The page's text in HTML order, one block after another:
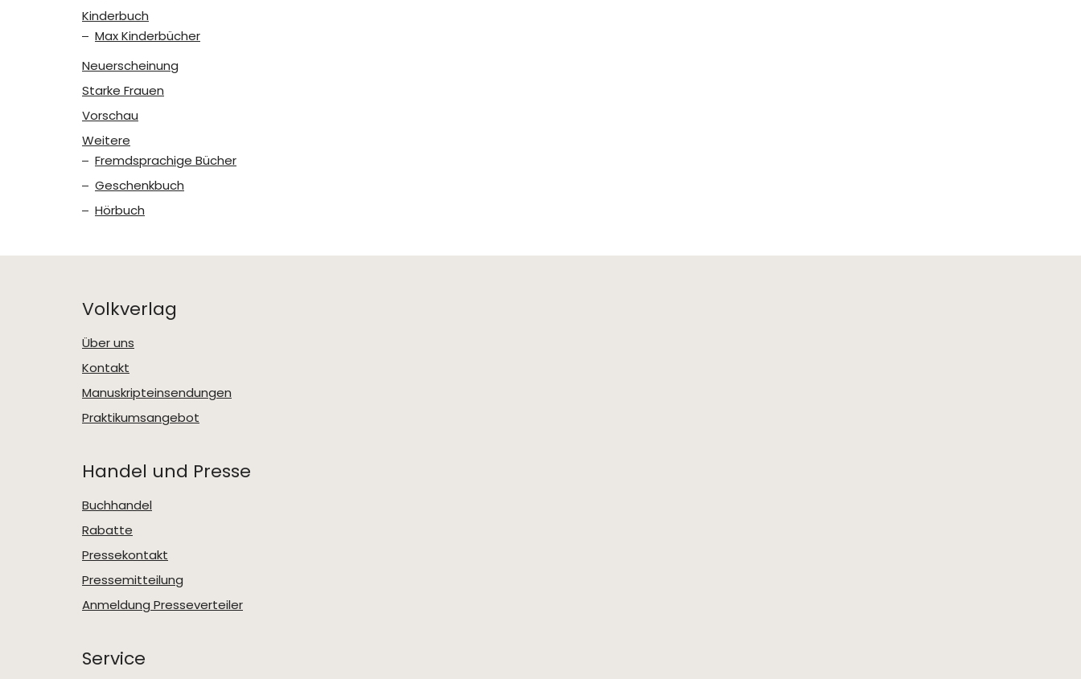
Kinderbuch
Max Kinderbücher
Neuerscheinung
Starke Frauen
Vorschau
Weitere
Fremdsprachige Bücher
Geschenkbuch
Hörbuch
Volkverlag
Über uns
Kontakt
Manuskripteinsendungen
Praktikumsangebot
Handel und Presse
Buchhandel
Rabatte
Pressekontakt
Pressemitteilung
Anmeldung Presseverteiler
Service